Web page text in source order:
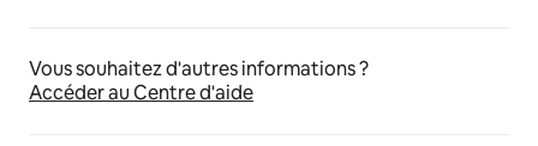
Vous souhaitez d'autres informations ?
Accéder au Centre d'aide